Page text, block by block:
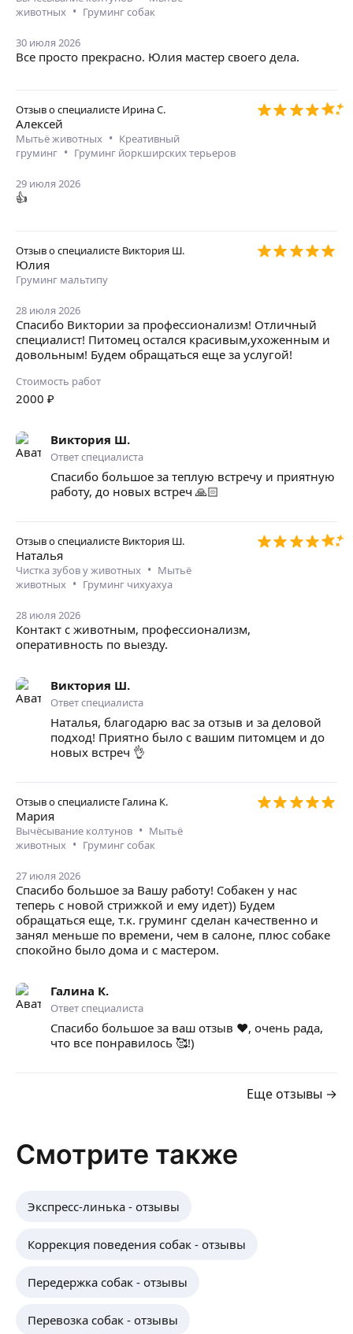
животных • Груминг собак
30 июля 2026
Все просто прекрасно. Юлия мастер своего дела.
Отзыв о специалисте Ирина С.
Алексей
Мытьё животных • Креативный
груминг • Груминг йоркширских терьеров
29 июля 2026
👍
Отзыв о специалисте Виктория Ш.
Юлия
Груминг мальтипу
28 июля 2026
Спасибо Виктории за профессионализм! Отличный
специалист! Питомец остался красивым,ухоженным и
довольным! Будем обращаться еще за услугой!
Стоимость работ
2000 ₽
Виктория Ш.
Ответ специалиста
Спасибо большое за теплую встречу и приятную
работу, до новых встреч 🙏🏻
Отзыв о специалисте Виктория Ш.
Наталья
Чистка зубов у животных • Мытьё
животных • Груминг чихуахуа
28 июля 2026
Контакт с животным, профессионализм,
оперативность по выезду.
Виктория Ш.
Ответ специалиста
Наталья, благодарю вас за отзыв и за деловой
подход! Приятно было с вашим питомцем и до
новых встреч 👌
Отзыв о специалисте Галина К.
Мария
Вычёсывание колтунов • Мытьё
животных • Груминг собак
27 июля 2026
Спасибо большое за Вашу работу! Собакен у нас
теперь с новой стрижкой и ему идет)) Будем
обращаться еще, т.к. груминг сделан качественно и
занял меньше по времени, чем в салоне, плюс собаке
спокойно было дома и с мастером.
Галина К.
Ответ специалиста
Спасибо большое за ваш отзыв ❤️, очень рада,
что все понравилось 🥰!)
Еще отзывы →
Смотрите также
Экспресс-линька - отзывы
Коррекция поведения собак - отзывы
Передержка собак - отзывы
Перевозка собак - отзывы